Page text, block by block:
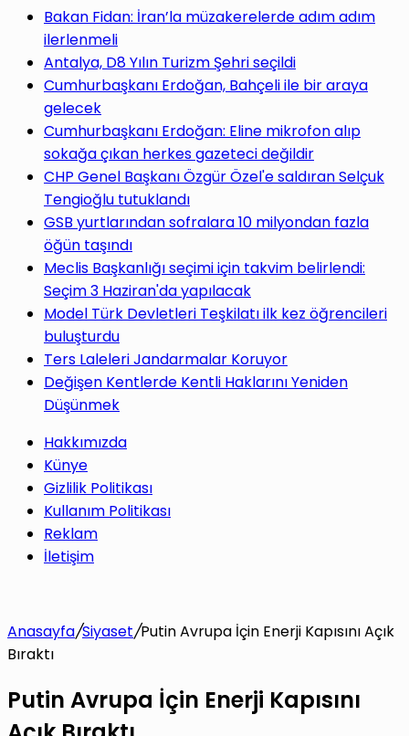
yap
...
Bakan Fidan: İran’la müzakerelerde adım adım
ilerlenmeli
Antalya, D8 Yılın Turizm Şehri seçildi
Cumhurbaşkanı Erdoğan, Bahçeli ile bir araya
gelecek
Cumhurbaşkanı Erdoğan: Eline mikrofon alıp
sokağa çıkan herkes gazeteci değildir
CHP Genel Başkanı Özgür Özel'e saldıran Selçuk
Tengioğlu tutuklandı
GSB yurtlarından sofralara 10 milyondan fazla
öğün taşındı
Meclis Başkanlığı seçimi için takvim belirlendi:
Seçim 3 Haziran'da yapılacak
Model Türk Devletleri Teşkilatı ilk kez öğrencileri
buluşturdu
Ters Laleleri Jandarmalar Koruyor
Değişen Kentlerde Kentli Haklarını Yeniden
Düşünmek
Hakkımızda
Künye
Gizlilik Politikası
Kullanım Politikası
Reklam
İletişim
Anasayfa/Siyaset/Putin Avrupa İçin Enerji Kapısını Açık
Bıraktı
Putin Avrupa İçin Enerji Kapısını